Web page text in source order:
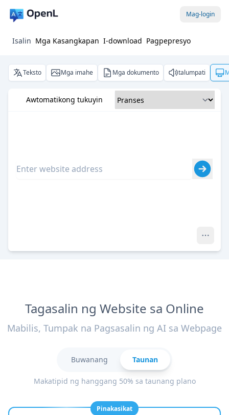
Mag-login
Isalin Mga Kasangkapan I-download Pagpepresyo
Teksto Mga imahe Mga dokumento talumpati
Awtomatikong tukuyin
Tagasalin ng Website sa Online
Mabilis, Tumpak na Pagsasalin ng AI sa Webpage
Buwanang Taunan
Makatipid ng hanggang 50% sa taunang plano
Pinakasikat